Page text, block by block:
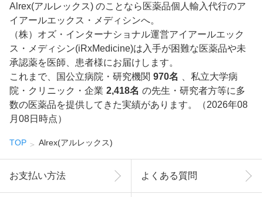
Alrex(アルレックス) のことなら医薬品個人輸入代行のア
イアールエックス・メディシンへ。
（株）オズ・インターナショナル運営アイアールエック
ス・メディシン(iRxMedicine)は入手が困難な医薬品や未
承認薬を医師、患者様にお届けします。
これまで、国公立病院・研究機関 970名
、私立大学病
院・クリニック・企業 2,418名 の先生・研究者方等に多
数の医薬品を提供してきた実績があります。（2026年08
月08日時点）
TOP Alrex(アルレックス)
お支払い方法 よくある質問